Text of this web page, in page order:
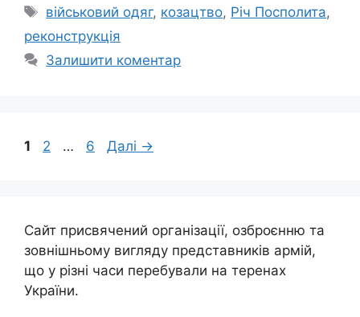
Позначки
військовий одяг, козацтво, Річ Посполита,
реконструкція
Залишити коментар
Сторінка
1 Сторінка
2 … Сторінка
6 Далі →
Сайт присвячений організації, озброєнню та
зовнішньому вигляду представників армій,
що у різні часи перебували на теренах
України.